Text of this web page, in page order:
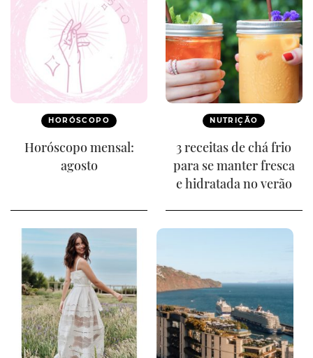
HORÓSCOPO
Horóscopo mensal:
agosto
NUTRIÇÃO
3 receitas de chá frio
para se manter fresca
e hidratada no verão